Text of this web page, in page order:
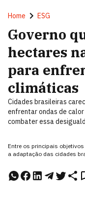
Home ESG
Governo
hectares
para
climáticas
Cidades brasileiras
enfrentar ondas de
combater essa
Entre os principais
a adaptação das cidades